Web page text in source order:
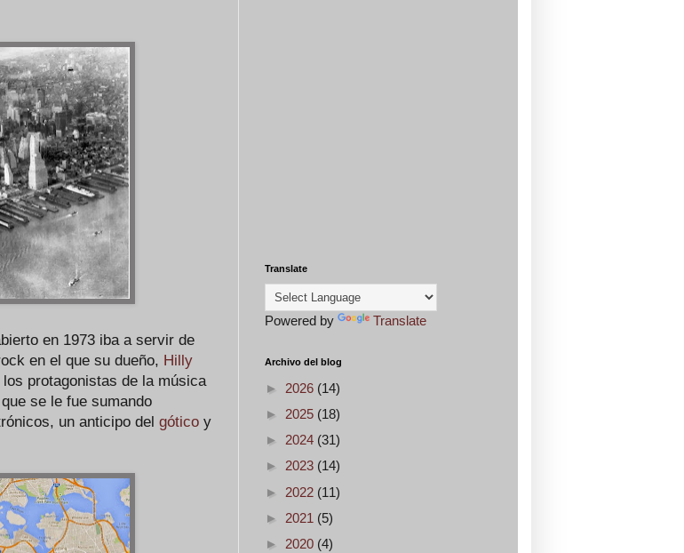
en 1973 iba a servir de
en el que su dueño, Hilly
protagonistas de la música
se le fue sumando
un anticipo del gótico y
Translate
Powered by Translate
Archivo del blog
► 2026 (14)
► 2025 (18)
► 2024 (31)
► 2023 (14)
► 2022 (11)
► 2021 (5)
► 2020 (4)